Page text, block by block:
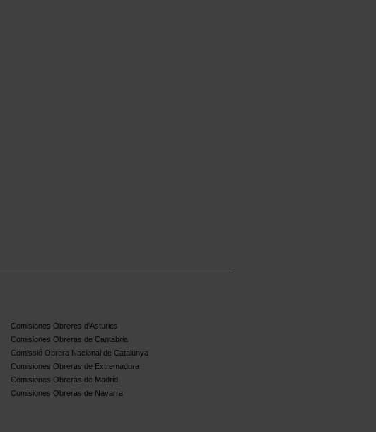
Comisiones Obreres d'Asturies
Comisiones Obreras de Cantabria
Comissió Obrera Nacional de Catalunya
Comisiones Obreras de Extremadura
Comisiones Obreras de Madrid
Comisiones Obreras de Navarra